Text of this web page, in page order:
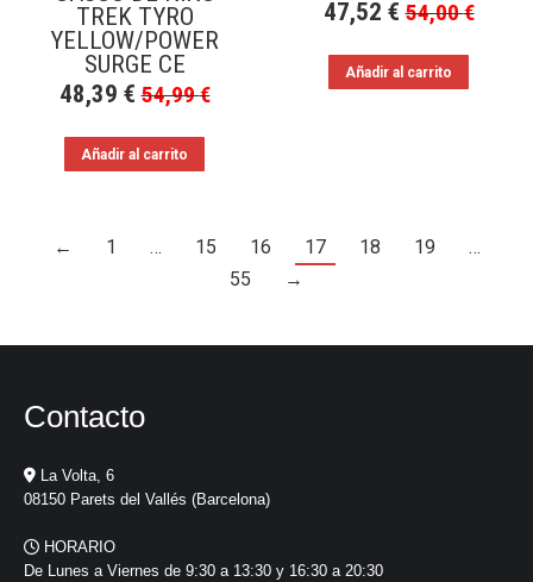
TREK TYRO
YELLOW/POWER
SURGE CE
48,39 € 54,99€
Añadir al carrito
47,52 € 54,00€
Añadir al carrito
← 1 … 15 16 17 18 19
…
55
→
Contacto
La Volta, 6
08150 Parets del Vallés (Barcelona)
HORARIO
De Lunes a Viernes de 9:30 a 13:30 y 16:30 a 20:30